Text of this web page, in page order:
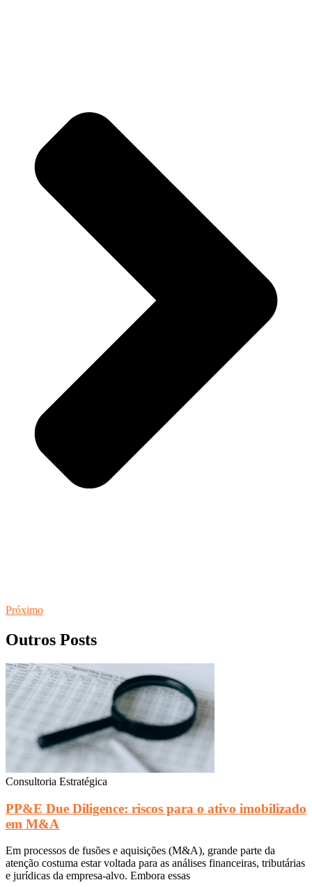
Próximo
Outros Posts
Consultoria Estratégica
PP&E Due Diligence: riscos para o ativo imobilizado
em M&A
Em processos de fusões e aquisições (M&A), grande parte da
atenção costuma estar voltada para as análises financeiras, tributárias
e jurídicas da empresa-alvo. Embora essas